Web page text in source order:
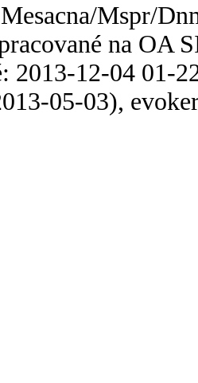
Mspr/
na OA
2013-12-04 01-
05-03),